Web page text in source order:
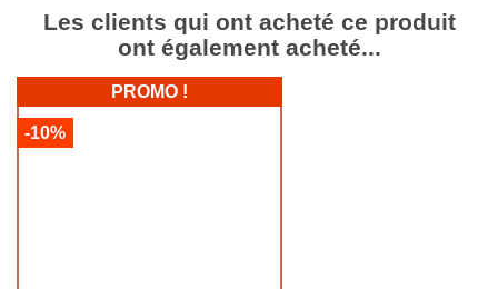
Les clients qui ont acheté ce produit
ont également acheté...
PROMO !
-10%